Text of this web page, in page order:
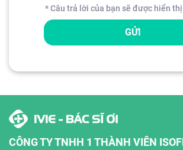
* Câu trả lời của bạn sẽ được hiển
GỬI
CÔNG TY TNHH 1 THÀNH VIÊN